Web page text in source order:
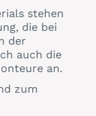
stehen
die bei
der
auch die
an.
zum